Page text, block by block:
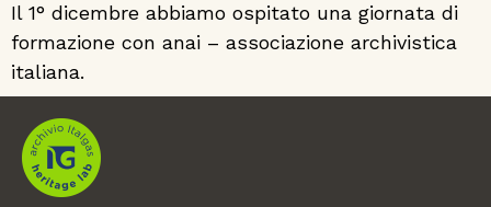
Il 1° dicembre abbiamo ospitato una giornata di
formazione con anai – associazione archivistica
italiana.